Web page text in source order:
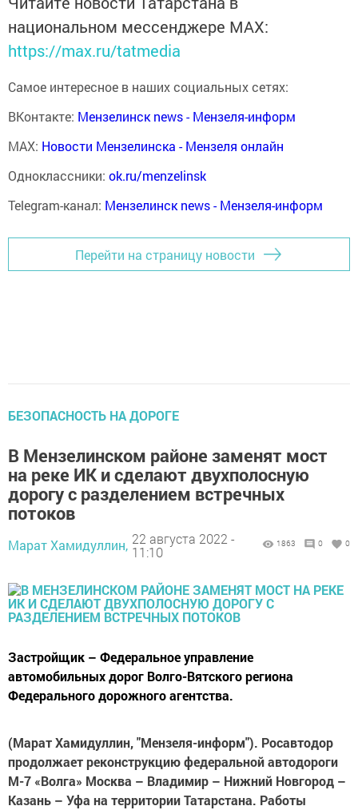
национальном мессенджере MАХ:
https://max.ru/tatmedia
Самое интересное в наших социальных сетях:
ВКонтакте: Мензелинск news - Мензеля-информ
MAX: Новости Мензелинска - Мензеля онлайн
Одноклассники: ok.ru/menzelinsk
Telegram-канал: Мензелинск news - Мензеля-информ
Перейти на страницу новости
БЕЗОПАСНОСТЬ НА ДОРОГЕ
В Мензелинском районе заменят мост
на реке ИК и сделают двухполосную
дорогу с разделением встречных
потоков
Марат Хамидуллин, 22 августа 2022 -
11:10
1863 0 0
Застройщик – Федеральное управление
автомобильных дорог Волго-Вятского региона
Федерального дорожного агентства.
(Марат Хамидуллин, "Мензеля-информ"). Росавтодор
продолжает реконструкцию федеральной автодороги
М-7 «Волга» Москва – Владимир – Нижний Новгород –
Казань – Уфа на территории Татарстана. Работы